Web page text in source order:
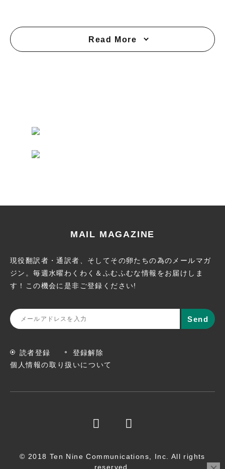
Read More
MAIL MAGAZINE
現役翻訳者・通訳者、そしてその卵たちの為のメールマガ
ジン。毎週水曜わくわく＆ふむふむな情報をお届けしま
す！この機会に 是非ご登録ください!
読者登録
登録解除
個人情報の取り扱いについて
© 2018 Ten Nine Communications, Inc. All rights
reserved.